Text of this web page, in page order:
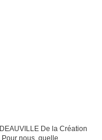
De la Création
nous, quelle